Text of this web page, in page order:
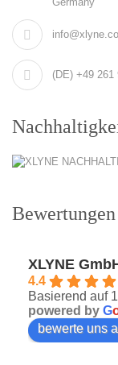
(DE) +49 261
Bewertungen
XLYNE
4.4
Basierend auf
powered by G
bewerte uns